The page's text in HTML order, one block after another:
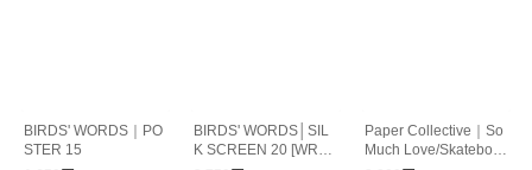
BIRDS' WORDS｜PO
STER 15
BIRDS' WORDS│SIL
K SCREEN 20 [WREA
Paper Collective｜So
Much Love/Skateboar